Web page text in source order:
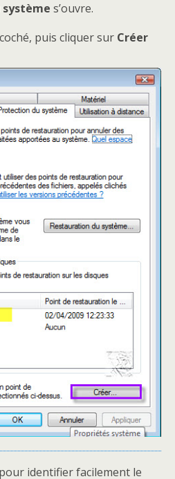
s’ouvre.
puis cliquer sur Créer
identifier facilement le